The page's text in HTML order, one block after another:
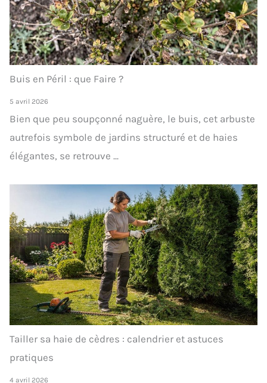
Buis en Péril : que Faire ?
5 avril 2026
Bien que peu soupçonné naguère, le buis, cet arbuste
autrefois symbole de jardins structuré et de haies
élégantes, se retrouve ...
Tailler sa haie de cèdres : calendrier et astuces
pratiques
4 avril 2026